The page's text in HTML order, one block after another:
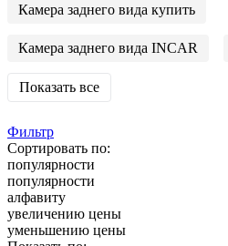
Камера заднего вида купить
Камера заднего вида INCAR
Показать все
Фильтр
Сортировать по:
популярности
популярности
алфавиту
увеличению цены
уменьшению цены